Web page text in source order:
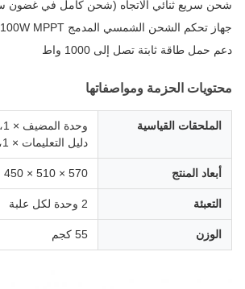
شحن سريع ثنائي الاتجاه (شحن كامل في غضون
جهاز تحكم الشحن الشمسي المدمج 100W MPPT
دعم حمل طاقة ثابتة تصل إلى 1000 واط
محتويات الحزمة ومواصفاتها
الملحقات القياسية
دليل التعليمات × 1، مربع اللون × 1
أبعاد المنتج 570 × 510 × 450 ملم
التعبئة 2 وحدة لكل علبة
الوزن 55 كجم